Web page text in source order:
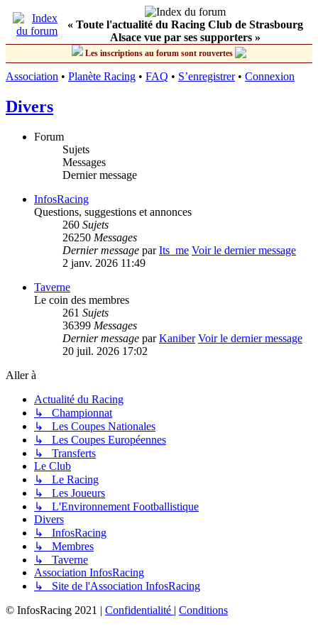
« Toute l'actualité du Racing Club de Strasbourg
Alsace vue par ses supporters »
Les inscriptions au forum sont rouvertes
Association • Planète Racing • FAQ • S’enregistrer• Connexion
Divers
Forum
Sujets
Messages
Dernier message
InfosRacing
Questions, suggestions et annonces
260 Sujets
26250 Messages
Dernier message parIts_me Voir le dernier message
2 janv. 2026 11:49
Taverne
Le coin des membres
261 Sujets
36399 Messages
Dernier message parKaniber Voir le dernier message
20 juil. 2026 17:02
Aller à
Actualité du Racing
↳ Championnat
↳ Les Coupes Nationales
↳ Les Coupes Européennes
↳ Transferts
Le Club
↳ Le Racing
↳ Les Joueurs
↳ L'Environnement Footballistique
Divers
↳ InfosRacing
↳ Membres
↳ Taverne
Association InfosRacing
↳ Site de l'Association InfosRacing
© InfosRacing 2021 | Confidentialité | Conditions